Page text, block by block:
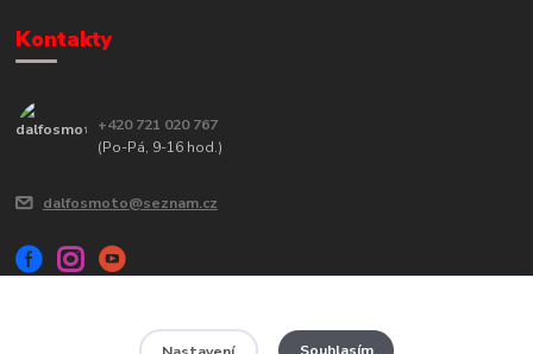
Kontakty
+420 721 020 767
(Po-Pá, 9-16 hod.)
dalfosmoto@seznam.cz